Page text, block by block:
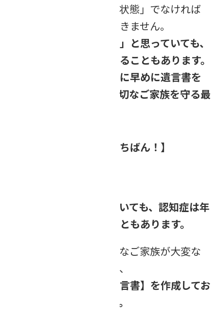
あり、意思表示ができる状態」でなければ
有効に作成することはできません。
「まだ元気だから大丈夫」と思っていても、
認知症はある日突然始まることもあります。
だからこそ、元気なうちに早めに遺言書を
用意しておくことが、大切なご家族を守る最
【「困らない相続」がいちばん！】
「まだ大丈夫」と思っていても、認知症は年
齢に関係なく進行することもあります。
その時に、残された大切なご家族が大変な
思いをせずに済むように、
今できること――【早めの遺言書】を作成してお
くことをおススメします。